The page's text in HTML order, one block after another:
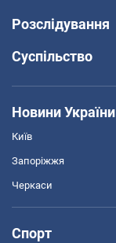
Розслідування
Суспільство
Новини України
Київ
Запоріжжя
Черкаси
Спорт